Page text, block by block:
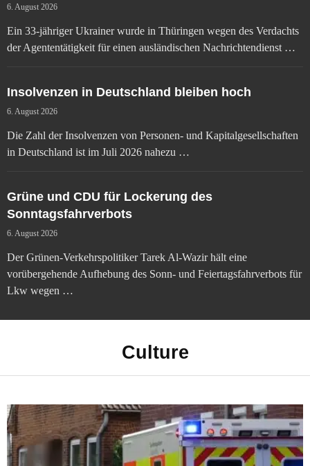
6. August 2026
Ein 33-jähriger Ukrainer wurde in Thüringen wegen des Verdachts
der Agententätigkeit für einen ausländischen Nachrichtendienst …
Insolvenzen in Deutschland bleiben hoch
6. August 2026
Die Zahl der Insolvenzen von Personen- und Kapitalgesellschaften
in Deutschland ist im Juli 2026 nahezu …
Grüne und CDU für Lockerung des
Sonntagsfahrverbots
6. August 2026
Der Grünen-Verkehrspolitiker Tarek Al-Wazir hält eine
vorübergehende Aufhebung des Sonn- und Feiertagsfahrverbots für
Lkw wegen …
Culture